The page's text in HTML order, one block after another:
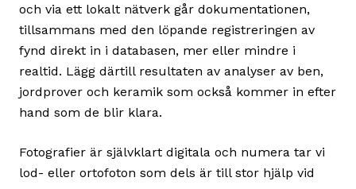
och via ett lokalt nätverk går dokumentationen,
tillsammans med den löpande registreringen av
fynd direkt in i databasen, mer eller mindre i
realtid. Lägg därtill resultaten av analyser av ben,
jordprover och keramik som också kommer in efter
hand som de blir klara.
Fotografier är självklart digitala och numera tar vi
lod- eller ortofoton som dels är till stor hjälp vid